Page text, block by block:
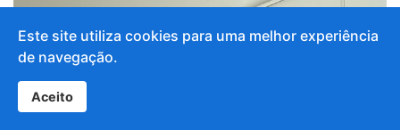
Este site utiliza cookies para uma melhor experiência
de navegação.
Aceito